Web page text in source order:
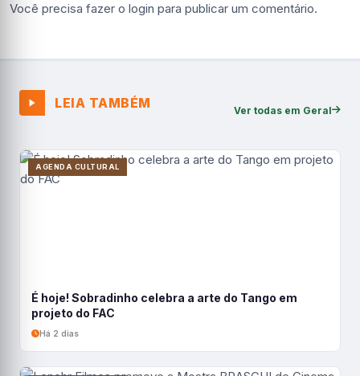
Você precisa fazer o login para publicar um comentário.
LEIA TAMBÉM Ver todas em Geral
AGENDA CULTURAL
É hoje! Sobradinho celebra a arte do Tango em
projeto do FAC
Há 2 dias